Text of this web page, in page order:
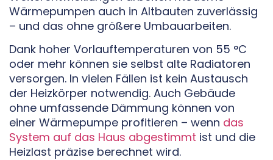
Wärmepumpen auch in Altbauten zuverlässig
– und das ohne größere Umbauarbeiten.
Dank hoher Vorlauftemperaturen von 55 °C
oder mehr können sie selbst alte Radiatoren
versorgen. In vielen Fällen ist kein Austausch
der Heizkörper notwendig. Auch Gebäude
ohne umfassende Dämmung können von
einer Wärmepumpe profitieren – wenn das
System auf das Haus abgestimmt ist und die
Heizlast präzise berechnet wird.